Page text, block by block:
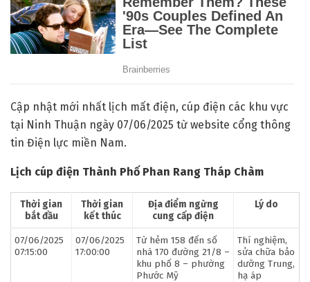
Cập nhật mới nhất lịch mất điện, cúp điện các khu vực
tại Ninh Thuận ngày 07/06/2025 từ website cổng thông
tin Điện lực miền Nam.
Lịch cúp điện Thành Phố Phan Rang Tháp Chàm
Thời gian
bắt đầu
Thời gian
kết thúc
Địa điểm ngừng
cung cấp điện
Lý do
07/06/2025
07:15:00
07/06/2025
17:00:00
Từ hẻm 158 đến số
nhà 170 đường 21/8 –
khu phố 8 – phường
Phước Mỹ
Thí nghiệm,
sửa chữa bảo
dưỡng Trung,
hạ áp